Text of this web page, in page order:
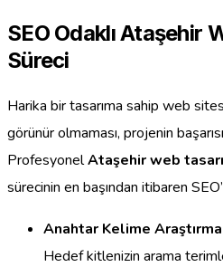
SEO Odaklı Ataşehir
Süreci
Harika bir tasarıma sahip web
görünür olmaması, projenin
ProfesyonelAtaşehir web
sürecinin en başından itibaren
Anahtar Kelime
Hedef kitlenizin arama